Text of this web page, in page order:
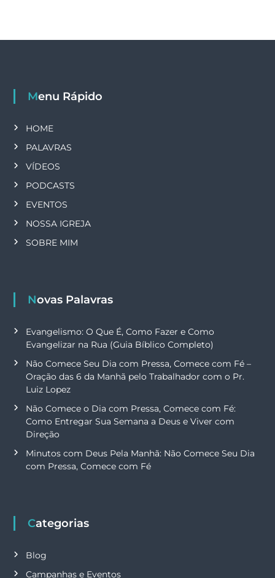
o
s
Menu Rápido
HOME
PALAVRAS
VÍDEOS
PODCASTS
EVENTOS
NOSSA IGREJA
SOBRE MIM
Novas Palavras
Evangelismo: O Que É, Como Fazer e Como
Evangelizar na Rua (Guia Bíblico Completo)
Não Comece Seu Dia com Pressa, Comece com Fé –
Oração das 6 da Manhã pelo Trabalhador com o Pr.
Luiz Lopez
Não Comece o Dia com Pressa, Comece com Fé:
Como Entregar Sua Semana a Deus e Viver com
Direção
Minutos com Deus Pela Manhã: Não Comece Seu Dia
com Pressa, Comece com Fé
Categorias
Blog
Campanhas e Eventos